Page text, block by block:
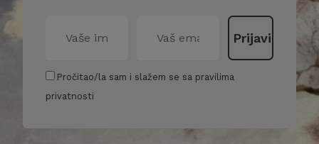
Pročitao/la sam i slažem se sa pravilima
privatnosti